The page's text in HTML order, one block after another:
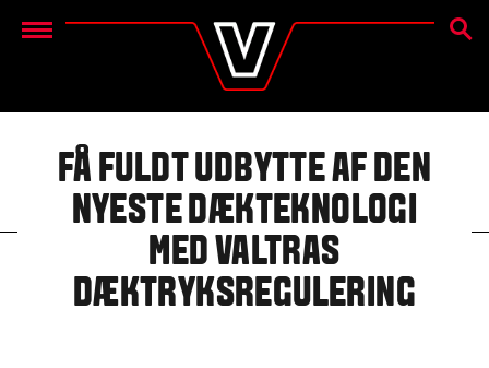
Menu
SØG
FÅ FULDT UDBYTTE AF DEN
NYESTE DÆKTEKNOLOGI
MED VALTRAS
DÆKTRYKSREGULERING